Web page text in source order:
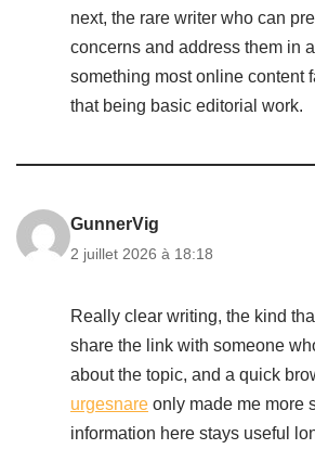
next, the rare writer who can
concerns and address them in
something most online content
that being basic editorial work.
GunnerVig
2 juillet 2026 à 18:18
Really clear writing, the kind
share the link with someone
about the topic, and a quick
urgesnare only made me more
information here stays useful